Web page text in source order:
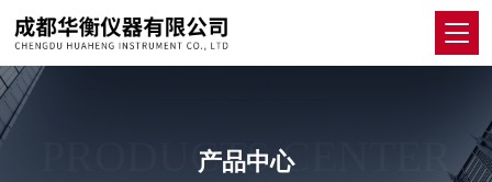
PRODUCTS CENTER
产品中心